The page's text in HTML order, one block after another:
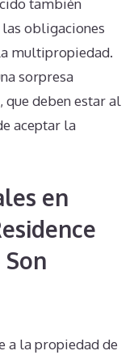
obligaciones
multipropiedad.
sorpresa
deben estar al
aceptar la
en
a la propiedad de